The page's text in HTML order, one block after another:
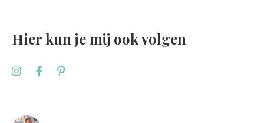
Hier kun je mij ook volgen